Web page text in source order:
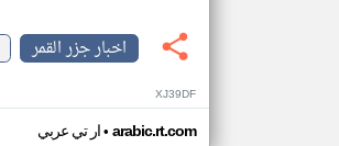
اخبار جزر القمر
XJ39DF
ار تي عربي• arabic.rt.com